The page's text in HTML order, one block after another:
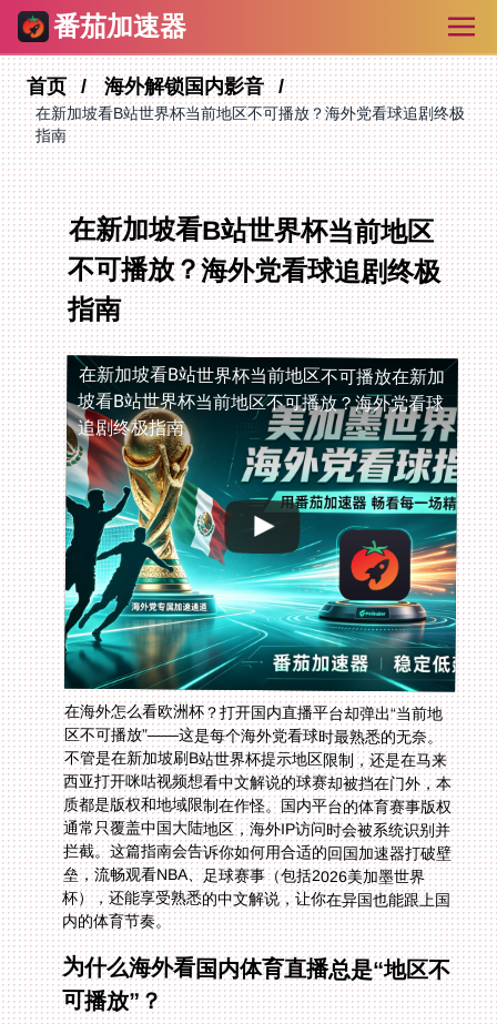
番茄加速器
首页 海外解锁国内影音
在新加坡看B站世界杯当前地区不可播放？海外党看球追剧终极
指南
在新加坡看B站世界杯当前地区
不可播放？海外党看球追剧终极
指南
在新加坡看B站世界杯当前地区不可播放在新加
坡看B站世界杯当前地区不可播放？海外党看球
追剧终极指南
在海外怎么看欧洲杯？打开国内直播平台却弹出“当前地
区不可播放”——这是每个海外党看球时最熟悉的无奈。
不管是在新加坡刷B站世界杯提示地区限制，还是在马来
西亚打开咪咕视频想看中文解说的球赛却被挡在门外，本
质都是版权和地域限制在作怪。国内平台的体育赛事版权
通常只覆盖中国大陆地区，海外IP访问时会被系统识别并
拦截。这篇指南会告诉你如何用合适的回国加速器打破壁
垒，流畅观看NBA、足球赛事（包括2026美加墨世界
杯），还能享受熟悉的中文解说，让你在异国也能跟上国
内的体育节奏。
为什么海外看国内体育直播总是“地区不
可播放”？